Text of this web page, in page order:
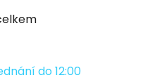
do 12:00